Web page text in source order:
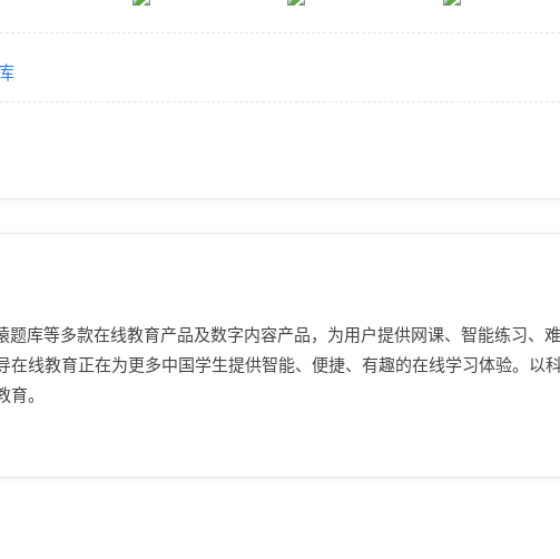
库等多款在线教育产品及数字内容产品，为用户提供网课、智能练习、
线教育正在为更多中国学生提供智能、便捷、有趣的在线学习体验。以
。